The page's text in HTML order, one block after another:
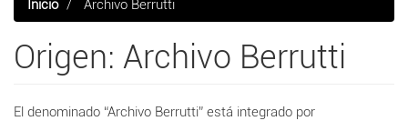
Inicio Archivo Berrutti
Origen: Archivo Berrutti
El denominado “Archivo Berrutti” está integrado por